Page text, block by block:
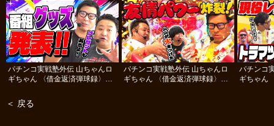
パチンコ実戦塾外伝 山ちゃんロ
ギちゃん 〈借金返済弾球録〉
パチンコ実戦塾外伝 山ちゃんロ
ギちゃん 〈借金返済弾球録〉
パチンコ
ギちゃん
＜ 戻る